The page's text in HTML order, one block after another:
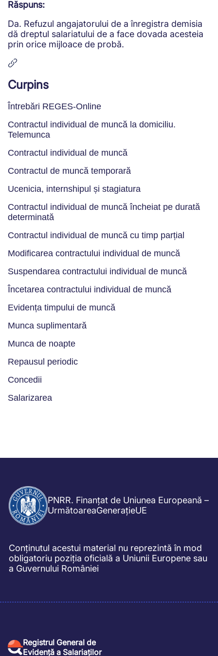
Răspuns:
Da. Refuzul angajatorului de a înregistra demisia
dă dreptul salariatului de a face dovada acesteia
prin orice mijloace de probă.
Curpins
Întrebări REGES-Online
Contractul individual de muncă la domiciliu.
Telemunca
Contractul individual de muncă
Contractul de muncă temporară
Ucenicia, internshipul și stagiatura
Contractul individual de muncă încheiat pe durată
determinată
Contractul individual de muncă cu timp parțial
Modificarea contractului individual de muncă
Suspendarea contractului individual de muncă
Încetarea contractului individual de muncă
Evidența timpului de muncă
Munca suplimentară
Munca de noapte
Repausul periodic
Concedii
Salarizarea
PNRR. Finanțat de Uniunea Europeană –
UrmătoareaGenerațieUE
Conținutul acestui material nu reprezintă în mod
obligatoriu poziția oficială a Uniunii Europene sau
a Guvernului României
Registrul General de
Evidență a Salariaților